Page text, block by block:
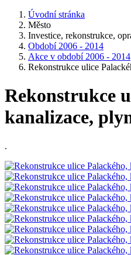
Úvodní stránka
Město
Investice, rekonstrukce,
Období 2006 - 2014
Akce v období 2006 - 2014
Rekonstrukce ulice
Rekonstrukce
kanalizace,
.